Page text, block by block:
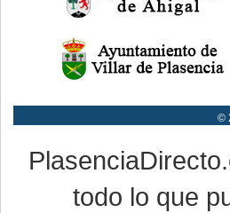
©
todo lo que